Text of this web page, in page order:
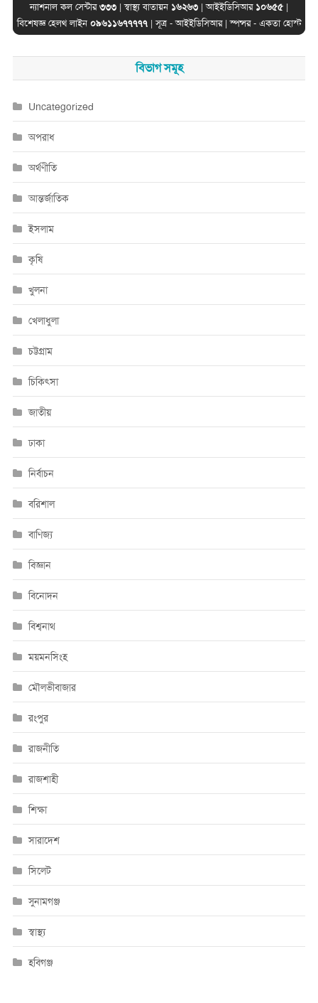
ন্যাশনাল কল সেন্টার৩৩৩ | স্বাস্থ্য বাতায়ন ১৬২৬৩ | আইইডিসিআর ১০৬৫৫|
বিশেষজ্ঞ হেলথ লাইন ০৯৬১১৬৭৭৭৭৭| সূত্র -আইইডিসিআর| স্পন্সর - একতা হোস্ট
বিভাগ সমূহ
Uncategorized
অপরাধ
অর্থণীতি
আন্তর্জাতিক
ইসলাম
কৃষি
খুলনা
খেলাধুলা
চট্টগ্রাম
চিকিৎসা
জাতীয়
ঢাকা
নির্বাচন
বরিশাল
বাণিজ্য
বিজ্ঞান
বিনোদন
বিশ্বনাথ
ময়মনসিংহ
মৌলভীবাজার
রংপুর
রাজনীতি
রাজশাহী
শিক্ষা
সারাদেশ
সিলেট
সুনামগঞ্জ
স্বাস্থ্য
হবিগঞ্জ